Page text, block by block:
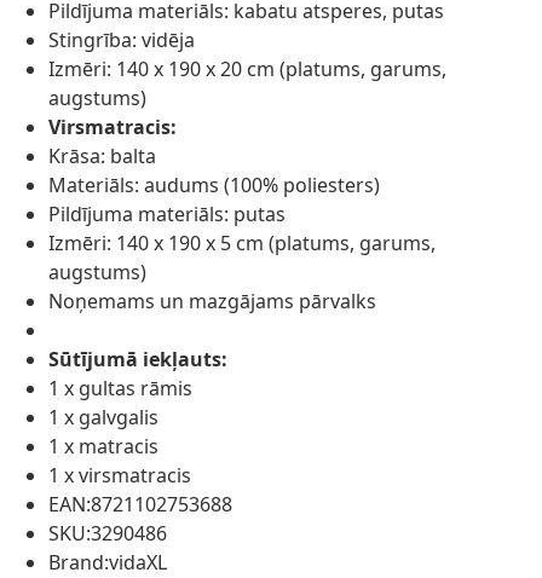
Pildījuma materiāls: kabatu atsperes, putas
Stingrība: vidēja
Izmēri: 140 x 190 x 20 cm (platums, garums,
augstums)
Virsmatracis:
Krāsa: balta
Materiāls: audums (100% poliesters)
Pildījuma materiāls: putas
Izmēri: 140 x 190 x 5 cm (platums, garums,
augstums)
Noņemams un mazgājams pārvalks
Sūtījumā iekļauts:
1 x gultas rāmis
1 x galvgalis
1 x matracis
1 x virsmatracis
EAN:8721102753688
SKU:3290486
Brand:vidaXL